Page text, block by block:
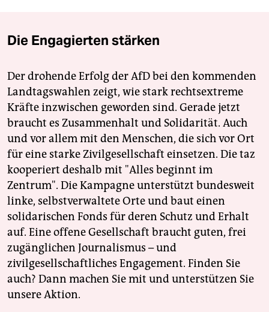
Die Engagierten stärken
Der drohende Erfolg der AfD bei den kommenden
Landtagswahlen zeigt, wie stark rechtsextreme
Kräfte inzwischen geworden sind. Gerade jetzt
braucht es Zusammenhalt und Solidarität. Auch
und vor allem mit den Menschen, die sich vor Ort
für eine starke Zivilgesellschaft einsetzen. Die taz
kooperiert deshalb mit "Alles beginnt im
Zentrum". Die Kampagne unterstützt bundesweit
linke, selbstverwaltete Orte und baut einen
solidarischen Fonds für deren Schutz und Erhalt
auf. Eine offene Gesellschaft braucht guten, frei
zugänglichen Journalismus – und
zivilgesellschaftliches Engagement. Finden Sie
auch? Dann machen Sie mit und unterstützen Sie
unsere Aktion.